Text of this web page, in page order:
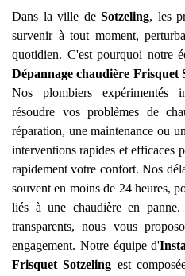
Dans la ville deSotzeling, les
survenir à tout moment,
quotidien. C'est pourquoi notre
Dépannage chaudière Frisquet
Nos plombiers expérimentés
résoudre vos problèmes de
réparation, une maintenance ou
interventions rapides et efficaces
rapidement votre confort. Nos
souvent en moins de 24 heures,
liés à une chaudière en
transparents, nous vous
engagement. Notre équipe d'
Frisquet Sotzeling est